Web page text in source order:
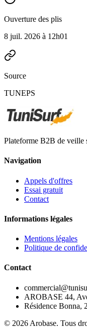
Ouverture des plis
8 juil. 2026 à 12h01
Source
TUNEPS
Plateforme B2B de veille
Navigation
Appels d'offres
Essai gratuit
Contact
Informations légales
Mentions légales
Politique de
Contact
AROBASE 44,
Résidence Bonna,
© 2026 Arobase. Tous